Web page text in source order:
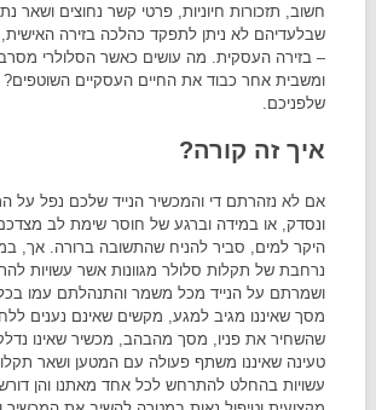
חשוב, תזכורות חיוניות, פרטי קשר נחוצים ושאר
שבלעדיהם לא ניתן לתפקד כהלכה בזירה
– בזירה העסקית. מה עושים כאשר הסלולרי
ומשבית אחר כבוד את החיים העסקיים
שלפניכם.
איך זה קורה?
אם לא נזהרתם די והמכשיר הנייד שלכם נפל על
ונסדק, או במידה וברגע של חוסר שימת לב
היקר למים, סביר להניח שהתשובה ברורה. אך,
נרחבת של תקלות סלולר מגוונות אשר עשויות
ושמרתם על הנייד מכל משמר והתנהלתם עמו בכל
מסך שאיננו מגיב למגע, מקשים שאינם נענים
שהשחיר את פניו, מסך מהבהב, מכשיר שאינו
טעינה שאיננו משתף פעולה עם המטען ושאר
עשויות בהחלט להתרחש לכל אחד מאתנו והן